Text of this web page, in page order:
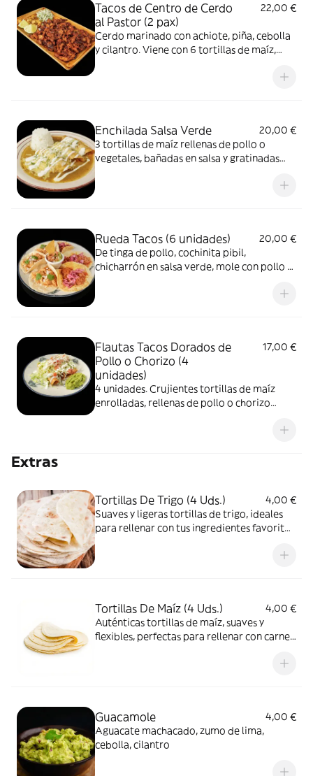
Tacos de Centro de Cerdo
al Pastor (2 pax)
22,00 €
Cerdo marinado con achiote, piña, cebolla
y cilantro. Viene con 6 tortillas de maíz,
Enchilada Salsa Verde
20,00 €
3 tortillas de maíz rellenas de pollo o
vegetales, bañadas en salsa y gratinadas
Rueda Tacos (6 unidades)
20,00 €
De tinga de pollo, cochinita pibil,
chicharrón en salsa verde, mole con pollo y
Flautas Tacos Dorados de
Pollo o Chorizo (4
unidades)
17,00 €
4 unidades. Crujientes tortillas de maíz
enrolladas, rellenas de pollo o chorizo
Extras
Tortillas De Trigo (4 Uds.)
4,00 €
Suaves y ligeras tortillas de trigo, ideales
para rellenar con tus ingredientes favoritos
ofreciendo una opción versátil y deliciosa
Tortillas De Maíz (4 Uds.)
4,00 €
Auténticas tortillas de maíz, suaves y
flexibles, perfectas para rellenar con carnes,
Guacamole
4,00 €
Aguacate machacado, zumo de lima,
cebolla, cilantro